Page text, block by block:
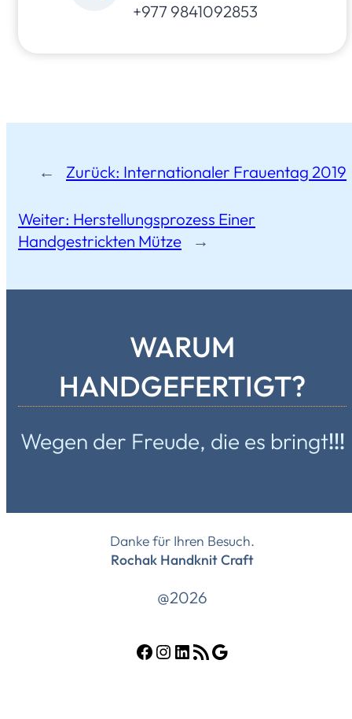
+977 9841092853
← Zurück: Internationaler Frauentag 2019
Weiter: Herstellungsprozess Einer
Handgestrickten Mütze
→
WARUM
HANDGEFERTIGT?
Wegen der Freude, die es bringt!!!
Danke für Ihren Besuch.
Rochak Handknit Craft
@2026
Facebook
Instagram
LinkedIn
RSS-FeedGoogle